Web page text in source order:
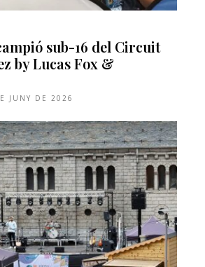
sub-16 del Circuit
by Lucas Fox &
JUNY DE 2026